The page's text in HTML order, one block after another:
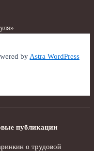
byAstra WordPress
публикации
о трудовой